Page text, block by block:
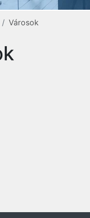
Városok